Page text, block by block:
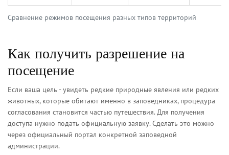
Сравнение режимов посещения разных типов территорий
Как получить разрешение на
посещение
Если ваша цель - увидеть редкие природные явления или редких
животных, которые обитают именно в заповедниках, процедура
согласования становится частью путешествия. Для получения
доступа нужно подать официальную заявку. Сделать это можно
через официальный портал конкретной заповедной
администрации.